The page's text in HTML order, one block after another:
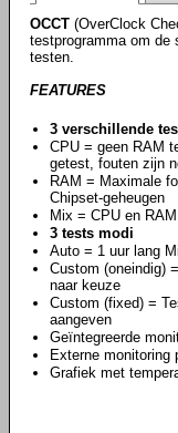
OCCT (OverClock
testprogramma om de
testen.
FEATURES
3 verschillende
CPU = geen RAM
getest, fouten zijn
RAM = Maximale
Chipset-geheugen
Mix = CPU en RAM
3 tests modi
Auto = 1 uur lang
Custom (oneindig)
naar keuze
Custom (fixed) =
aangeven
Geïntegreerde
Externe monitoring
Grafiek met